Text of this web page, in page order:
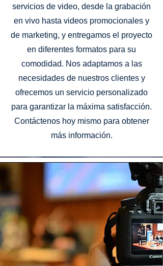
servicios de video, desde la grabación
en vivo hasta videos promocionales y
de marketing, y entregamos el proyecto
en diferentes formatos para su
comodidad. Nos adaptamos a las
necesidades de nuestros clientes y
ofrecemos un servicio personalizado
para garantizar la máxima satisfacción.
Contáctenos hoy mismo para obtener
más información.